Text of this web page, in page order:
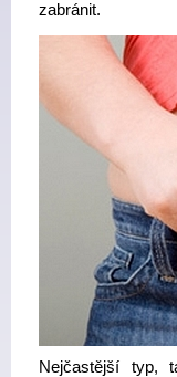
zabránit.
Nejčastější typ,